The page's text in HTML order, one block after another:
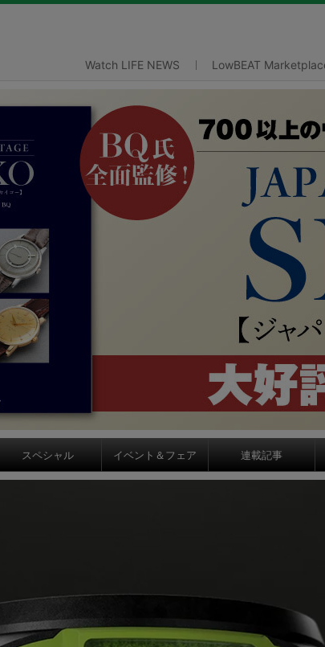
Watch LIFE NEWS LowBEAT
スペシャル イベント＆フェア 連載記事